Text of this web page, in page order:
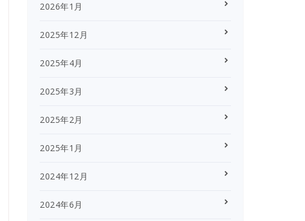
2026年1月
2025年12月
2025年4月
2025年3月
2025年2月
2025年1月
2024年12月
2024年6月